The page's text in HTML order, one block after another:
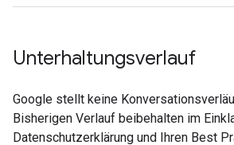
Unterhaltungsverlauf
Google stellt keine
Bisherigen Verlauf beibehalten im
Datenschutzerklärung und Ihren Best